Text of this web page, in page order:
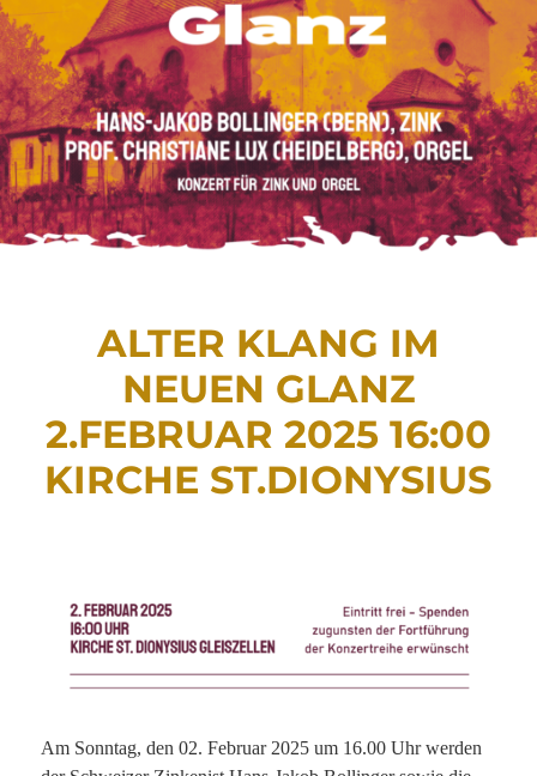
ALTER KLANG IM
NEUEN GLANZ
2.FEBRUAR 2025 16:00
KIRCHE ST.DIONYSIUS
Am Sonntag, den 02. Februar 2025 um 16.00 Uhr werden